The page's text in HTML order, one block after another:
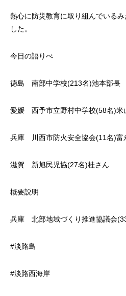
熱心に防災教育に取り組んでいる
した。
今日の語りべ
徳島 南部中学校(213名)池本部長
愛媛 西予市立野村中学校(58名)米
兵庫 川西市防火安全協会(11名)富
滋賀 新旭民児協(27名)桂さん
概要説明
兵庫 北部地域づくり推進協議会
#淡路島
#淡路西海岸